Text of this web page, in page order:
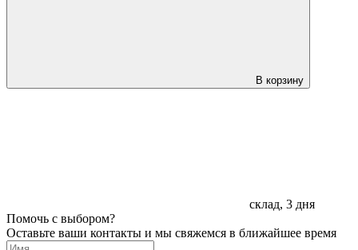
В корзину
склад, 3 дня
Помочь с выбором?
Оставьте ваши контакты и мы свяжемся в ближайшее время